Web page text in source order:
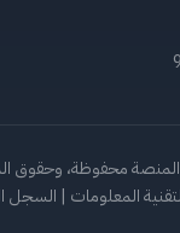
| السجل التجاري: